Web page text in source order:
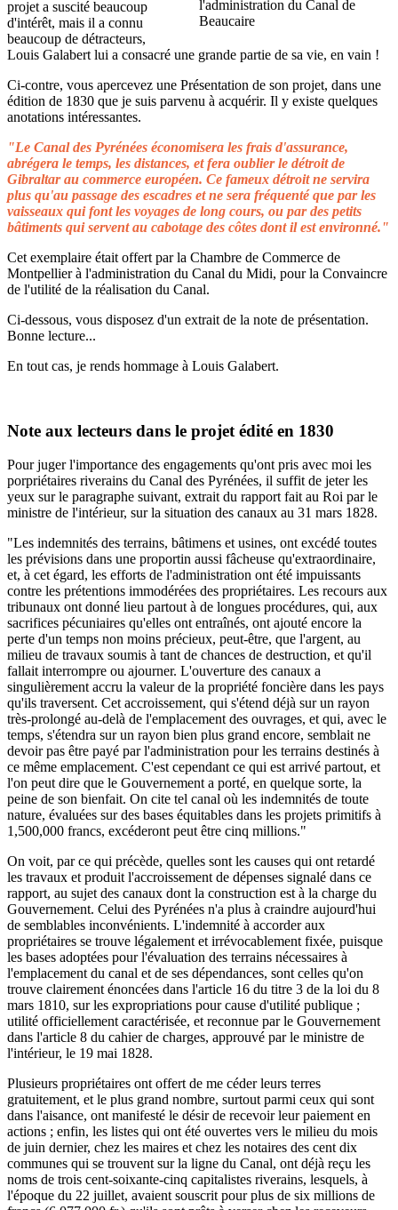
projet a suscité beaucoup
d'intérêt, mais il a connu
beaucoup de détracteurs,
Louis Galabert lui a consacré une grande partie de sa vie, en vain !
Ci-contre, vous apercevez une Présentation de son projet, dans une
édition de 1830 que je suis parvenu à acquérir. Il y existe quelques
anotations intéressantes.
"Le Canal des Pyrénées économisera les frais d'assurance,
abrégera le temps, les distances, et fera oublier le détroit de
Gibraltar au commerce européen. Ce fameux détroit ne servira
plus qu'au passage des escadres et ne sera fréquenté que par les
vaisseaux qui font les voyages de long cours, ou par des petits
bâtiments qui servent au cabotage des côtes dont il est environné."
Cet exemplaire était offert par la Chambre de Commerce de
Montpellier à l'administration du Canal du Midi, pour la Convaincre
de l'utilité de la réalisation du Canal.
Ci-dessous, vous disposez d'un extrait de la note de présentation.
Bonne lecture...
En tout cas, je rends hommage à Louis Galabert.
Note aux lecteurs dans le projet édité en 1830
Pour juger l'importance des engagements qu'ont pris avec moi les
porpriétaires riverains du Canal des Pyrénées, il suffit de jeter les
yeux sur le paragraphe suivant, extrait du rapport fait au Roi par le
ministre de l'intérieur, sur la situation des canaux au 31 mars 1828.
"Les indemnités des terrains, bâtimens et usines, ont excédé toutes
les prévisions dans une proportin aussi fâcheuse qu'extraordinaire,
et, à cet égard, les efforts de l'administration ont été impuissants
contre les prétentions immodérées des propriétaires. Les recours aux
tribunaux ont donné lieu partout à de longues procédures, qui, aux
sacrifices pécuniaires qu'elles ont entraînés, ont ajouté encore la
perte d'un temps non moins précieux, peut-être, que l'argent, au
milieu de travaux soumis à tant de chances de destruction, et qu'il
fallait interrompre ou ajourner. L'ouverture des canaux a
singulièrement accru la valeur de la propriété foncière dans les pays
qu'ils traversent. Cet accroissement, qui s'étend déjà sur un rayon
très-prolongé au-delà de l'emplacement des ouvrages, et qui, avec le
temps, s'étendra sur un rayon bien plus grand encore, semblait ne
devoir pas être payé par l'administration pour les terrains destinés à
ce même emplacement. C'est cependant ce qui est arrivé partout, et
l'on peut dire que le Gouvernement a porté, en quelque sorte, la
peine de son bienfait. On cite tel canal où les indemnités de toute
nature, évaluées sur des bases équitables dans les projets primitifs à
1,500,000 francs, excéderont peut être cinq millions."
On voit, par ce qui précède, quelles sont les causes qui ont retardé
les travaux et produit l'accroissement de dépenses signalé dans ce
rapport, au sujet des canaux dont la construction est à la charge du
Gouvernement. Celui des Pyrénées n'a plus à craindre aujourd'hui
de semblables inconvénients. L'indemnité à accorder aux
propriétaires se trouve légalement et irrévocablement fixée, puisque
les bases adoptées pour l'évaluation des terrains nécessaires à
l'emplacement du canal et de ses dépendances, sont celles qu'on
trouve clairement énoncées dans l'article 16 du titre 3 de la loi du 8
mars 1810, sur les expropriations pour cause d'utilité publique ;
utilité officiellement caractérisée, et reconnue par le Gouvernement
dans l'article 8 du cahier de charges, approuvé par le ministre de
l'intérieur, le 19 mai 1828.
Plusieurs propriétaires ont offert de me céder leurs terres
gratuitement, et le plus grand nombre, surtout parmi ceux qui sont
dans l'aisance, ont manifesté le désir de recevoir leur paiement en
actions ; enfin, les listes qui ont été ouvertes vers le milieu du mois
de juin dernier, chez les maires et chez les notaires des cent dix
communes qui se trouvent sur la ligne du Canal, ont déjà reçu les
noms de trois cent-soixante-cinq capitalistes riverains, lesquels, à
l'époque du 22 juillet, avaient souscrit pour plus de six millions de